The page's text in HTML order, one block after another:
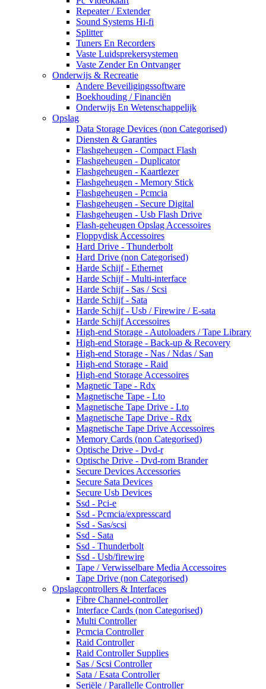
Repeater / Extender
Sound Systems Hi-fi
Splitter
Tuners En Recorders
Vaste Luidsprekersystemen
Vaste Zender En Ontvanger
Onderwijs & Recreatie
Andere Beveiligingssoftware
Boekhouding / Financiën
Onderwijs En Wetenschappelijk
Opslag
Data Storage Devices (non Categorised)
Diensten & Garanties
Flashgeheugen - Compact Flash
Flashgeheugen - Duplicator
Flashgeheugen - Kaartlezer
Flashgeheugen - Memory Stick
Flashgeheugen - Pcmcia
Flashgeheugen - Secure Digital
Flashgeheugen - Usb Flash Drive
Flash-geheugen Opslag Accessoires
Floppydisk Accessoires
Hard Drive - Thunderbolt
Hard Drive (non Categorised)
Harde Schijf - Ethernet
Harde Schijf - Multi-interface
Harde Schijf - Sas / Scsi
Harde Schijf - Sata
Harde Schijf - Usb / Firewire / E-sata
Harde Schijf Accessoires
High-end Storage - Autoloaders / Tape Library
High-end Storage - Back-up & Recovery
High-end Storage - Nas / Ndas / San
High-end Storage - Raid
High-end Storage Accessoires
Magnetic Tape - Rdx
Magnetische Tape - Lto
Magnetische Tape Drive - Lto
Magnetische Tape Drive - Rdx
Magnetische Tape Drive Accessoires
Memory Cards (non Categorised)
Optische Drive - Dvd-r
Optische Drive - Dvd-rom Brander
Secure Devices Accessories
Secure Sata Devices
Secure Usb Devices
Ssd - Pci-e
Ssd - Pcmcia/expresscard
Ssd - Sas/scsi
Ssd - Sata
Ssd - Thunderbolt
Ssd - Usb/firewire
Tape / Verwisselbare Media Accessoires
Tape Drive (non Categorised)
Opslagcontrollers & Interfaces
Fibre Channel-controller
Interface Cards (non Categorised)
Multi Controller
Pcmcia Controller
Raid Controller
Raid Controller Supplies
Sas / Scsi Controller
Sata / Esata Controller
Seriële / Parallelle Controller